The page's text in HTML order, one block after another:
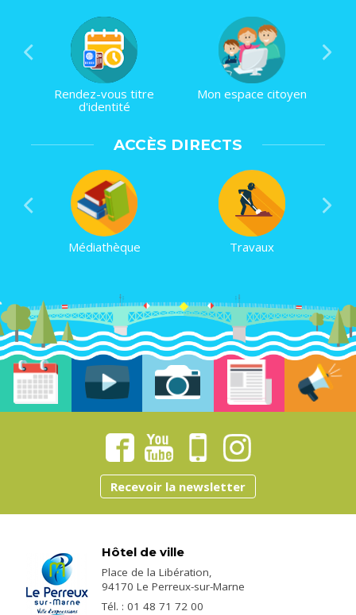
Rendez-vous titre
d'identité
Mon espace citoyen
ACCÈS DIRECTS
Médiathèque Travaux
Recevoir la newsletter
Hôtel de ville
Place de la Libération,
94170 Le Perreux-sur-Marne
Tél. : 01 48 71 72 00